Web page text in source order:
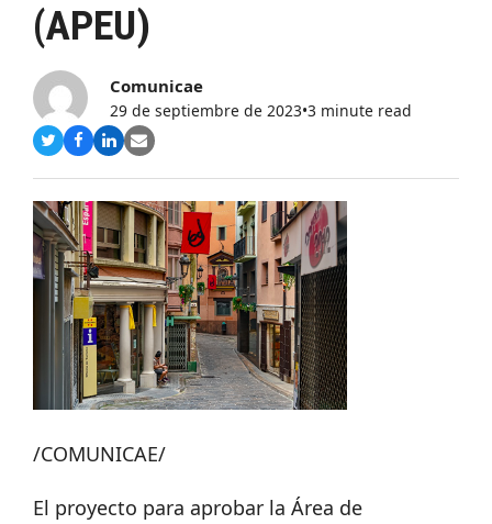
(APEU)
Comunicae
29 de septiembre de 2023•3 minute read
Compartir
Twitter
Compartir
Facebook
Compartir
LinkedIn
Share
Email
/COMUNICAE/
El proyecto para aprobar la Área de